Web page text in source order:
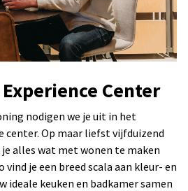
Center
nodigen we je uit in het
center. Op maar liefst vijfduizend
alles wat met wonen te maken
vind je een breed scala aan kleur- en
ideale keuken en badkamer samen